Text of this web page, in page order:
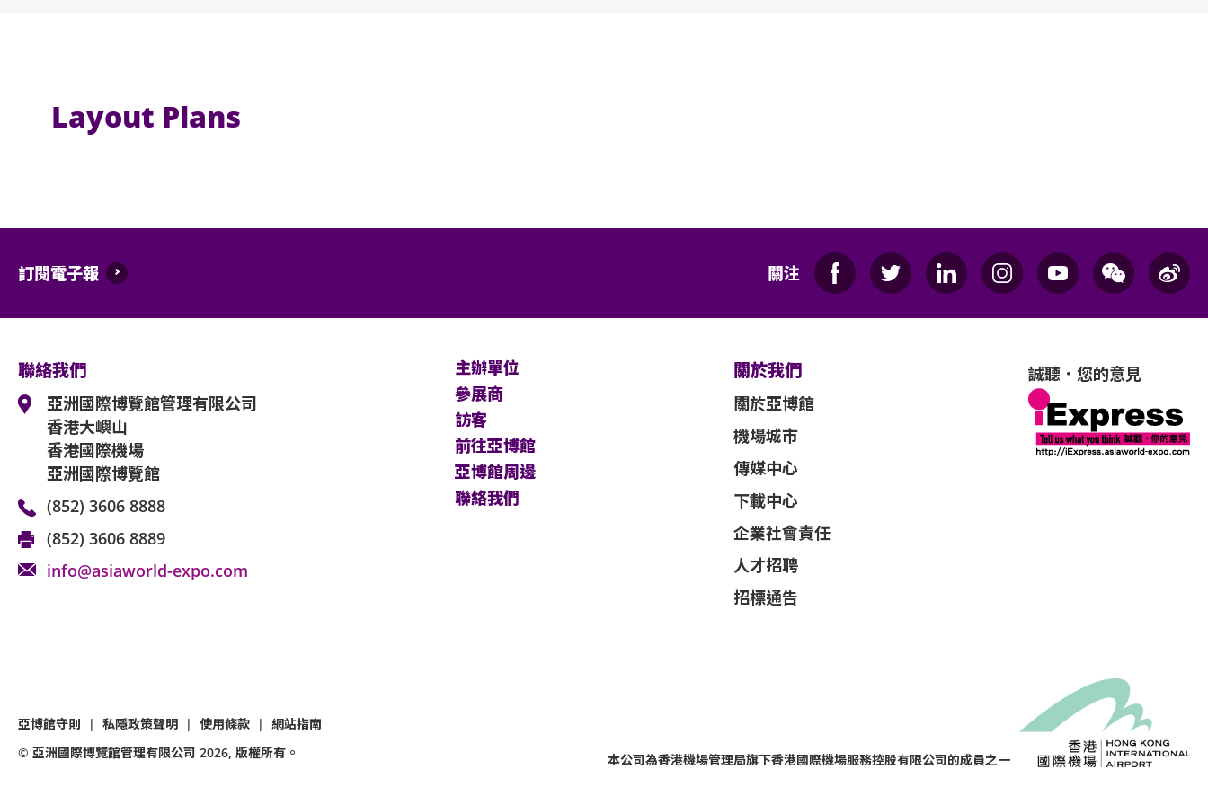
Layout Plans
訂閱電子報 關注
聯絡我們
亞洲國際博覽館管理有限公司
香港大嶼山
香港國際機場
亞洲國際博覽館
(852) 3606 8888
(852) 3606 8889
info@asiaworld-expo.com
主辦單位
參展商
訪客
前往亞博館
亞博館周邊
聯絡我們
關於我們
關於亞博館
機場城市
傳媒中心
下載中心
企業社會責任
人才招聘
招標通告
誠聽．您的意見
亞博館守則 | 私隱政策聲明 | 使用條款 | 網站指南
© 亞洲國際博覽館管理有限公司 2026, 版權所有。 本公司為香港機場管理局旗下香港國際機場服務控股有限公司的成員之一